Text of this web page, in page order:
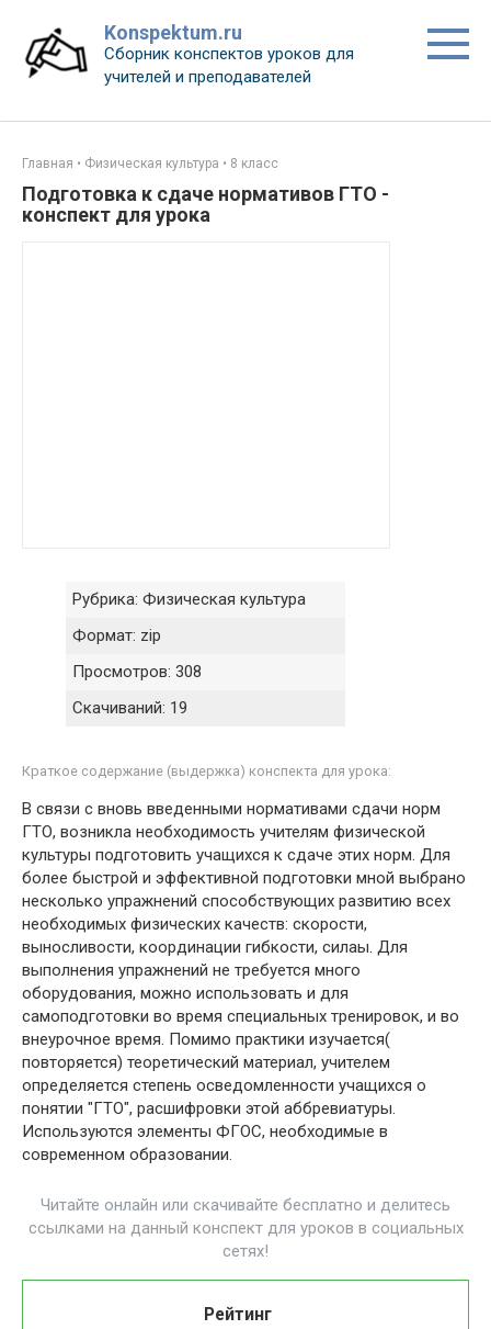
контенту
Konspektum.ru
Сборник конспектов уроков для
учителей и преподавателей
Главная • Физическая культура • 8 класс
Подготовка к сдаче нормативов ГТО -
конспект для урока
Рубрика: Физическая культура
Формат: zip
Просмотров: 308
Скачиваний: 19
Краткое содержание (выдержка) конспекта для урока:
В связи с вновь введенными нормативами сдачи норм
ГТО, возникла необходимость учителям физической
культуры подготовить учащихся к сдаче этих норм. Для
более быстрой и эффективной подготовки мной выбрано
несколько упражнений способствующих развитию всех
необходимых физических качеств: скорости,
выносливости, координации гибкости, силаы. Для
выполнения упражнений не требуется много
оборудования, можно использовать и для
самоподготовки во время специальных тренировок, и во
внеурочное время. Помимо практики изучается(
повторяется) теоретический материал, учителем
определяется степень осведомленности учащихся о
понятии "ГТО", расшифровки этой аббревиатуры.
Используются элементы ФГОС, необходимые в
современном образовании.
Читайте онлайн или скачивайте бесплатно и делитесь
ссылками на данный конспект для уроков в социальных
сетях!
Рейтинг